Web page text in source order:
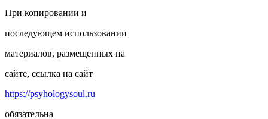
При копировании и
последующем использовании
материалов, размещенных на
сайте, ссылка на сайт
https://psyhologysoul.ru
обязательна